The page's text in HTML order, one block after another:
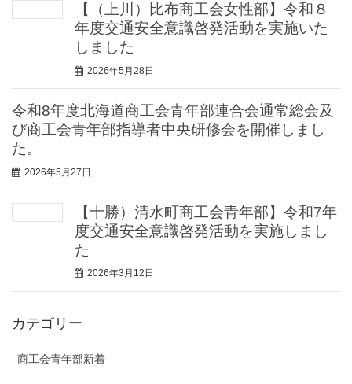
【（上川）比布商工会女性部】令和８
年度交通安全意識啓発活動を実施いた
しました
2026年5月28日
令和8年度北海道商工会青年部連合会通常総会及
び商工会青年部指導者中央研修会を開催しまし
た。
2026年5月27日
【十勝）清水町商工会青年部】令和7年
度交通安全意識啓発活動を実施しまし
た
2026年3月12日
カテゴリー
商工会青年部新着